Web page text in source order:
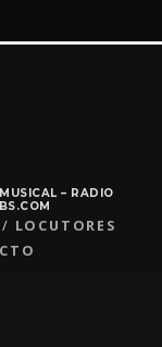
– RADIO
LOCUTORES